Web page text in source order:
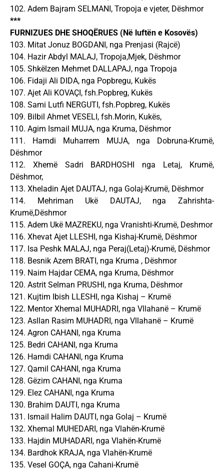
102. Adem Bajram SELMANI, Tropoja e vjeter, Dëshmor
***
FURNIZUES DHE SHOQËRUES (Në luftën e Kosovës)
103. Mitat Jonuz BOGDANI, nga Prenjasi (Rajcë)
104. Hazir Abdyl MALAJ, Tropoja,Mjek, Dëshmor
105. Shkëlzen Mehmet DALLAPAJ, nga Tropoja
106. Fidaji Ali DIDA, nga Popbregu, Kukës
107. Ajet Ali KOVAÇI, fsh.Popbreg, Kukës
108. Sami Lutfi NERGUTI, fsh.Popbreg, Kukës
109. Bilbil Ahmet VESELI, fsh.Morin, Kukës,
110. Agim Ismail MUJA, nga Kruma, Dëshmor
111. Hamdi Muharrem MUJA, nga Dobruna-Krumë,
Dëshmor
112. Xhemë Sadri BARDHOSHI nga Letaj, Krumë,
Dëshmor,
113. Xheladin Ajet DAUTAJ, nga Golaj-Krumë, Dëshmor
114. Mehriman Ukë DAUTAJ, nga Zahrishta-
Krumë,Dëshmor
115. Adem Ukë MAZREKU, nga Vranishti-Krumë, Deshmor
116. Xhevat Ajet LLESHI, nga Kishaj-Krumë, Dëshmor
117. Isa Peshk MALAJ, nga Peraj(Letaj)-Krumë, Dëshmor
118. Besnik Azem BRATI, nga Kruma , Dëshmor
119. Naim Hajdar CEMA, nga Kruma, Dëshmor
120. Astrit Selman PRUSHI, nga Kruma, Dëshmor
121. Kujtim Ibish LLESHI, nga Kishaj – Krumë
122. Mentor Xhemal MUHADRI, nga Vllahanë – Krumë
123. Asllan Rasim MUHADRI, nga Vllahanë – Krumë
124. Agron CAHANI, nga Kruma
125. Bedri CAHANI, nga Kruma
126. Hamdi CAHANI, nga Kruma
127. Qamil CAHANI, nga Kruma
128. Gëzim CAHANI, nga Kruma
129. Elez CAHANI, nga Kruma
130. Brahim DAUTI, nga Kruma
131. Ismail Halim DAUTI, nga Golaj – Krumë
132. Xhemal MUHEDARI, nga Vlahën-Krumë
133. Hajdin MUHADARI, nga Vlahën-Krumë
134. Bardhok KRAJA, nga Vlahën-Krumë
135. Vesel GOÇA, nga Cahani-Krumë